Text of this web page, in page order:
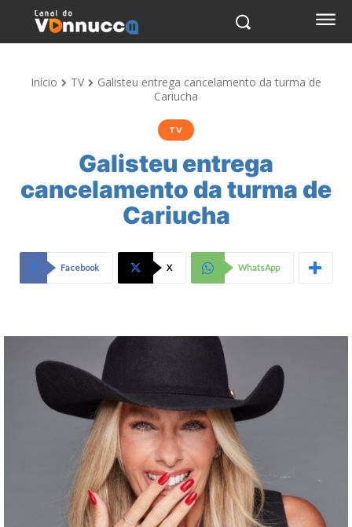
Início TV
Galisteu entrega cancelamento da turma de
Cariucha
TV
Galisteu entrega
cancelamento da turma de
Cariucha
Facebook X WhatsApp